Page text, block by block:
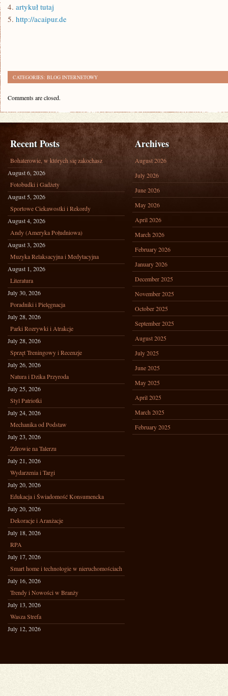
4. artykuł tutaj
5. http://acaipur.de
CATEGORIES: BLOG INTERNETOWY
Comments are closed.
Recent Posts
Bohaterowie, w których się zakochasz
August 6, 2026
Fotobudki i Gadżety
August 5, 2026
Sportowe Ciekawostki i Rekordy
August 4, 2026
Andy (Ameryka Południowa)
August 3, 2026
Muzyka Relaksacyjna i Medytacyjna
August 1, 2026
Literatura
July 30, 2026
Poradniki i Pielęgnacja
July 28, 2026
Parki Rozrywki i Atrakcje
July 28, 2026
Sprzęt Treningowy i Recenzje
July 26, 2026
Natura i Dzika Przyroda
July 25, 2026
Styl Patriotki
July 24, 2026
Mechanika od Podstaw
July 23, 2026
Zdrowie na Talerzu
July 21, 2026
Wydarzenia i Targi
July 20, 2026
Edukacja i Świadomość Konsumencka
July 20, 2026
Dekoracje i Aranżacje
July 18, 2026
RPA
July 17, 2026
Smart home i technologie w nieruchomościach
July 16, 2026
Trendy i Nowości w Branży
July 13, 2026
Wasza Strefa
July 12, 2026
Archives
August 2026
July 2026
June 2026
May 2026
April 2026
March 2026
February 2026
January 2026
December 2025
November 2025
October 2025
September 2025
August 2025
July 2025
June 2025
May 2025
April 2025
March 2025
February 2025